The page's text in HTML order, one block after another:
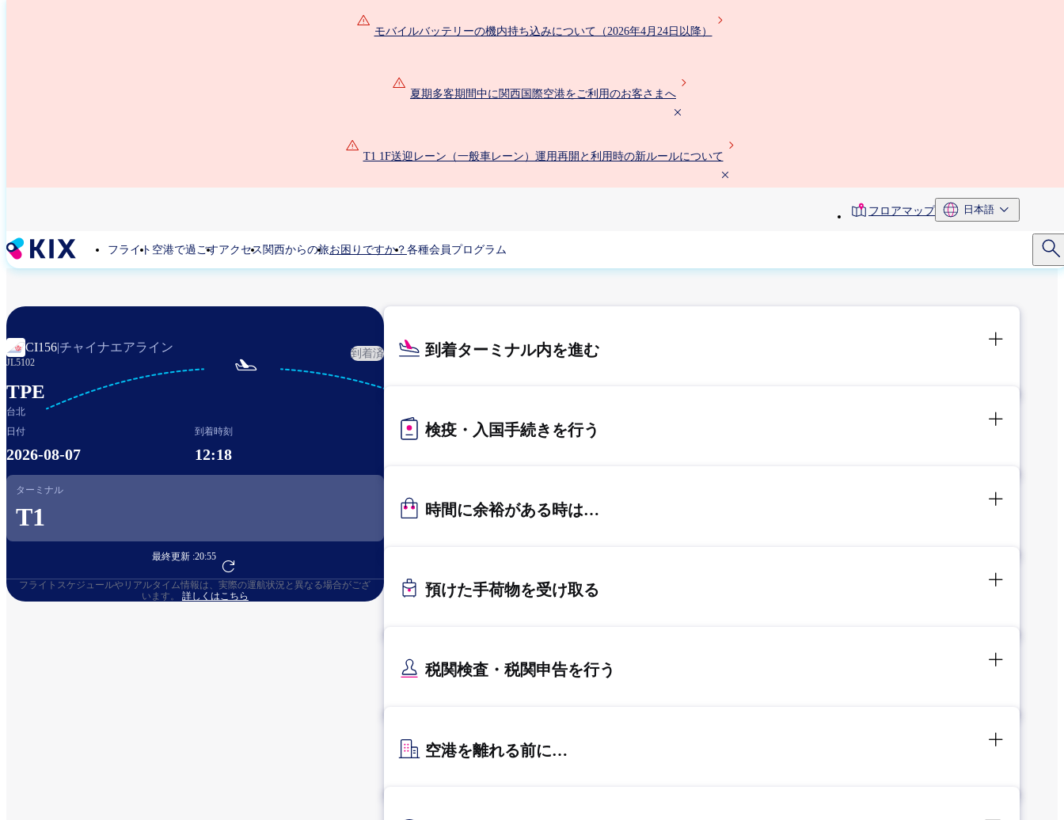
モバイルバッテリーの機内持ち込みについて（2026年4月24日以降）
夏期多客期間中に関西国際空港をご利用のお客さまへ
T1 1F送迎レーン（一般車レーン）運用再開と利用時の新ルールについて
toolbarフロアマップ 日本語
フライト 空港で過ごすアクセス 関西からの旅お困りですか？ 各種会員プログラム
CI156|チャイナエアライン
JL5102
到着済
TPE
台北

日付
2026-08-07
到着時刻
12:18
ターミナル
T1
最終更新 :20:55
フライト予約へ
フライトスケジュールやリアルタイム情報は、実際の運航状況と異なる場合がござ
います。 詳しくはこちら
到着ターミナル内を進む
検疫・入国手続きを行う
時間に余裕がある時は…
預けた手荷物を受け取る
税関検査・税関申告を行う
空港を離れる前に…